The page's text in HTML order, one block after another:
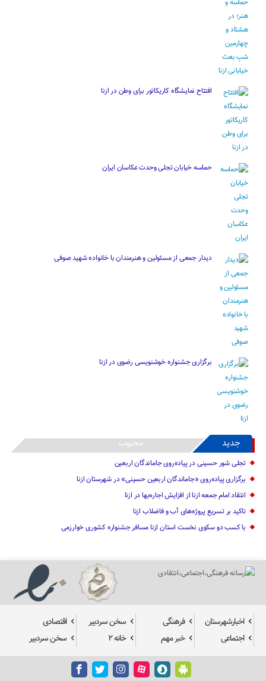
افتتاح نمایشگاه کاریکاتور برای وطن در ازنا
حماسه خیابان تجلی وحدت عکاسان ایران
دیدار جمعی از مسئولین و هنرمندان با خانواده شهید صوفی
برگزاری جشنواره خوشنویسی رضوی در ازنا
جدید محبوب
تجلی شور حسینی در پیاده‌روی جاماندگان اربعین
برگزاری پیاده‌روی «جاماندگان اربعین حسینی» در شهرستان ازنا
انتقاد امام جمعه ازنا از افزایش اجاره‌بها در ازنا
تاکید بر تسریع پروژه‌های آب و فاضلاب ازنا
با کسب دو سکوی نخست استان ازنا مسافر جشنواره کشوری خوارزمی
اخبارشهرستان فرهنگی سخن سردبیر
اقتصادی
اجتماعی
خبر مهم خانه ۲ سخن سردبیر